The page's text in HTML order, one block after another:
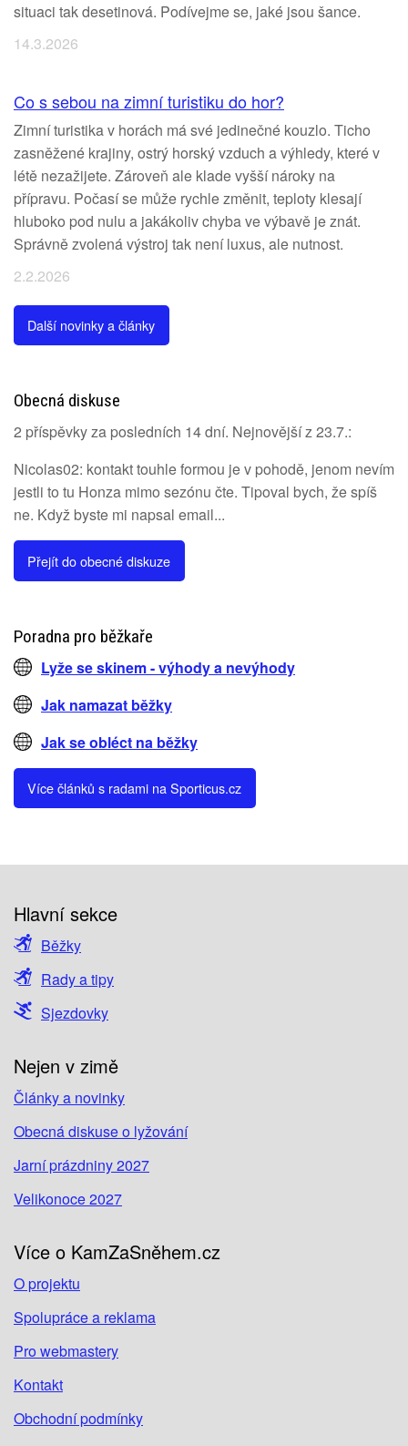
situaci tak desetinová. Podívejme se, jaké jsou šance.
14.3.2026
Co s sebou na zimní turistiku do hor?
Zimní turistika v horách má své jedinečné kouzlo. Ticho
zasněžené krajiny, ostrý horský vzduch a výhledy, které v
létě nezažijete. Zároveň ale klade vyšší nároky na
přípravu. Počasí se může rychle změnit, teploty klesají
hluboko pod nulu a jakákoliv chyba ve výbavě je znát.
Správně zvolená výstroj tak není luxus, ale nutnost.
2.2.2026
Další novinky a články
Obecná diskuse
2 příspěvky za posledních 14 dní. Nejnovější z 23.7.:
Nicolas02: kontakt touhle formou je v pohodě, jenom nevím
jestli to tu Honza mimo sezónu čte. Tipoval bych, že spíš
ne. Když byste mi napsal email...
Přejít do obecné diskuze
Poradna pro běžkaře
Lyže se skinem - výhody a nevýhody
Jak namazat běžky
Jak se obléct na běžky
Více článků s radami na Sporticus.cz
Hlavní sekce
Běžky
Rady a tipy
Sjezdovky
Nejen v zimě
Články a novinky
Obecná diskuse o lyžování
Jarní prázdniny 2027
Velikonoce 2027
Více o KamZaSněhem.cz
O projektu
Spolupráce a reklama
Pro webmastery
Kontakt
Obchodní podmínky